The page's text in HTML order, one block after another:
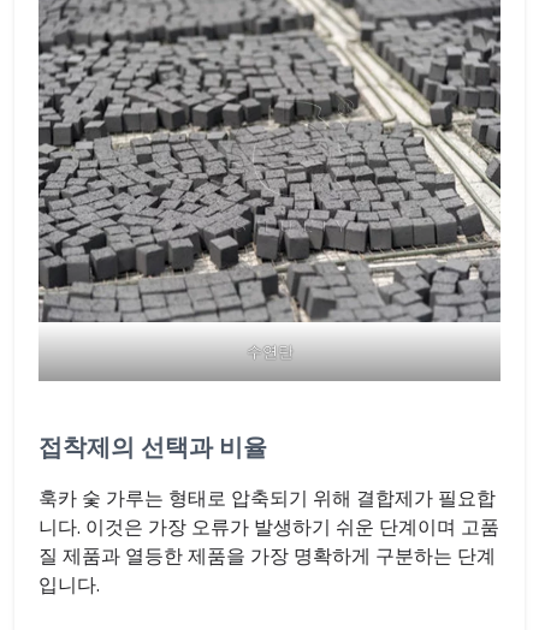
수연탄
접착제의 선택과 비율
훅카 숯 가루는 형태로 압축되기 위해 결합제가 필요합
니다. 이것은 가장 오류가 발생하기 쉬운 단계이며 고품
질 제품과 열등한 제품을 가장 명확하게 구분하는 단계
입니다.